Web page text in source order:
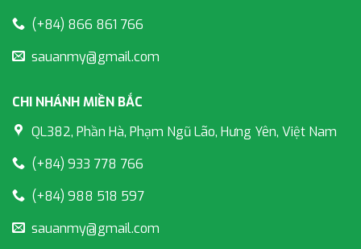
(+84) 866 861 766
sauanmy@gmail.com
CHI NHÁNH MIỀN BẮC
QL382, Phần Hà, Phạm Ngũ Lão, Hưng Yên, Việt Nam
(+84) 933 778 766
(+84) 988 518 597
sauanmy@gmail.com